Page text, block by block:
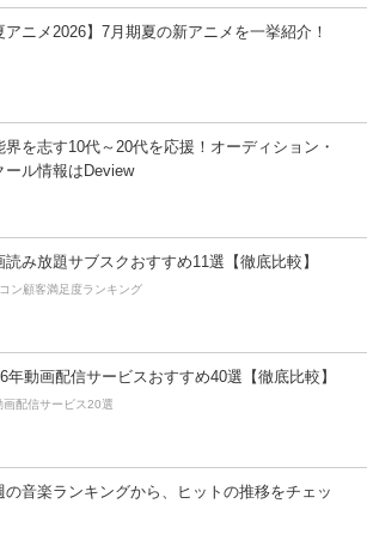
アニメ2026】7月期夏の新アニメを一挙紹介！
界を志す10代～20代を応援！オーディション・
ール情報はDeview
読み放題サブスクおすすめ11選【徹底比較】
ン顧客満足度ランキング
年動画配信サービスおすすめ40選【徹底比較】
画配信サービス20選
の音楽ランキングから、ヒットの推移をチェッ